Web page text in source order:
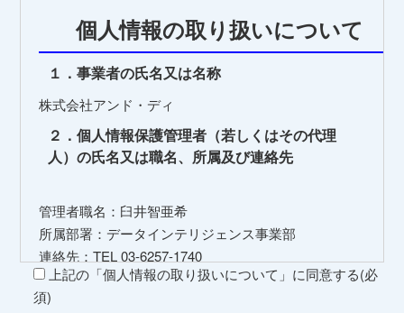
個人情報の取り扱いについて
１．事業者の氏名又は名称
株式会社アンド・ディ
２．個人情報保護管理者（若しくはその代理
人）の氏名又は職名、所属及び連絡先
管理者職名：臼井智亜希
所属部署：データインテリジェンス事業部
連絡先：TEL 03-6257-1740
３．個人情報の利用目的
上記の「個人情報の取り扱いについて」に同意する(必
須)